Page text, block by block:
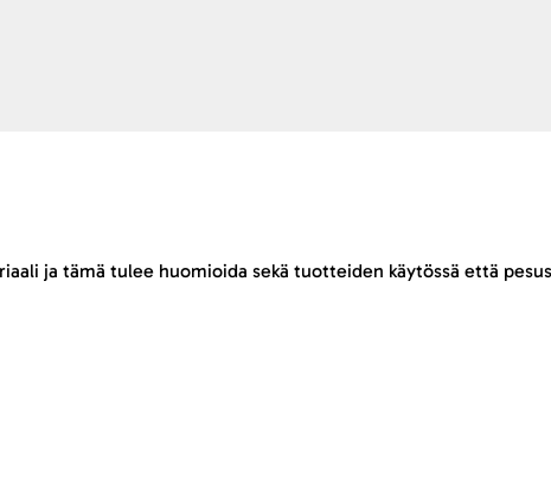
ja tämä tulee huomioida sekä tuotteiden käytössä että